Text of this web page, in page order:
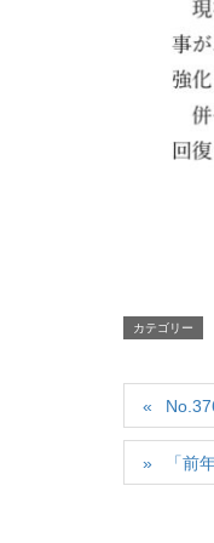
カテゴリー
「前